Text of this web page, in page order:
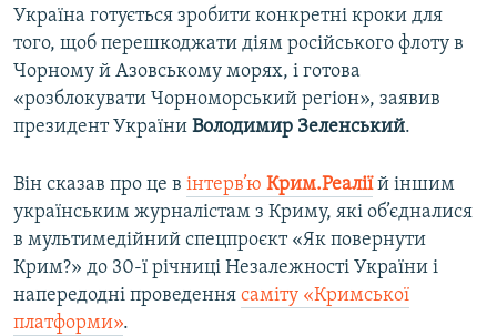
Україна готується зробити конкретні кроки для
того, щоб перешкоджати діям російського флоту в
Чорному й Азовському морях, і готова
«розблокувати Чорноморський регіон», заявив
президент України Володимир Зеленський.
Він сказав про це в інтерв’ю Крим.Реаліїй іншим
українським журналістам з Криму, які об’єдналися
в мультимедійний спецпроєкт «Як повернути
Крим?» до 30-ї річниці Незалежності України і
напередодні проведення саміту «Кримської
платформи».